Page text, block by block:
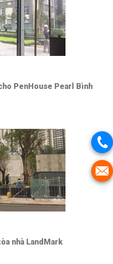
PenHouse Pearl Bình
nhà LandMark